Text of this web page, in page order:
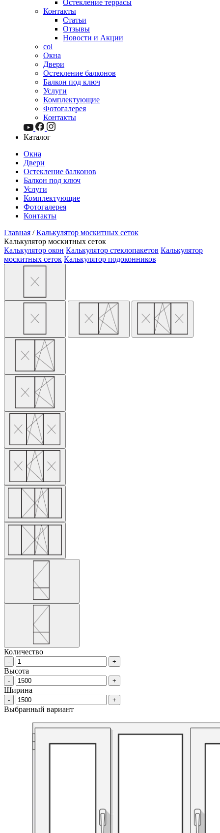
Остекление террасы
Контакты
Статьи
Отзывы
Новости и Акции
col
Окна
Двери
Остекление балконов
Балкон под ключ
Услуги
Комплектующие
Фотогалерея
Контакты
Каталог
Окна
Двери
Остекление балконов
Балкон под ключ
Услуги
Комплектующие
Фотогалерея
Контакты
Главная / Калькулятор москитных сеток
Калькулятор москитных сеток
Калькулятор окон Калькулятор стеклопакетов Калькулятор
москитных сеток Калькулятор подоконников
Количество
- +
Высота
- +
Ширина
- +
Выбранный вариант